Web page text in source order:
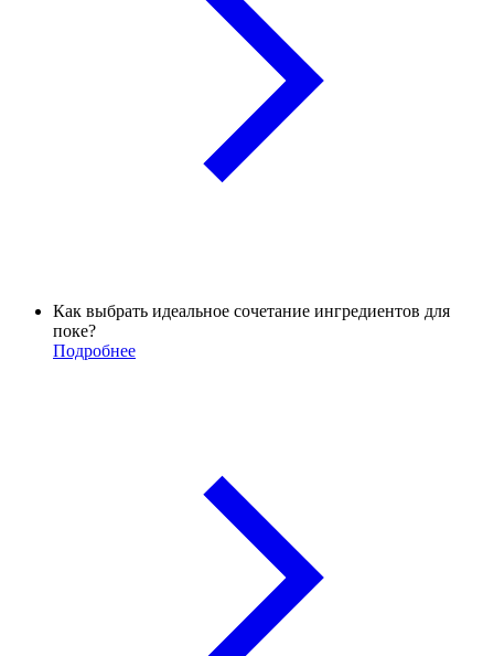
Как выбрать идеальное сочетание ингредиентов для
поке?
Подробнее